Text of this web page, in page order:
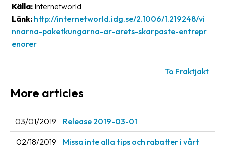
News
archive
and
conditions
Källa: Internetworld
Länk: http://internetworld.idg.se/2.1006/1.219248/vi
nnarna-paketkungarna-ar-arets-skarpaste-entrepr
enorer
To Fraktjakt
More articles
03/01/2019 Release 2019-03-01
02/18/2019
Missa inte alla tips och rabatter i vårt